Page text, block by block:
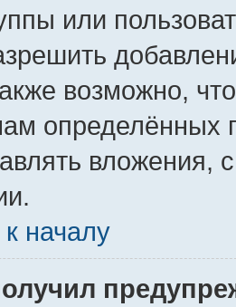
или
возможно,
определённых
вложения,
началу